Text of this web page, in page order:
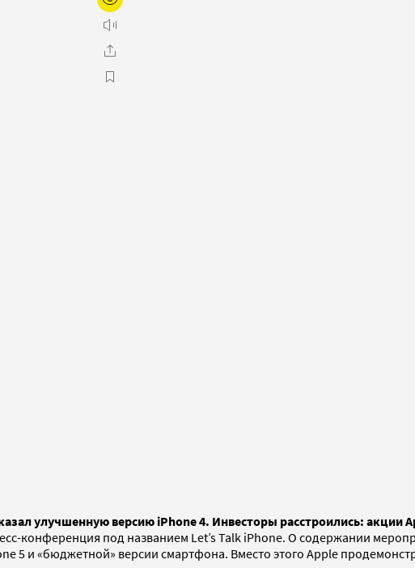
улучшенную версию iPhone 4. Инвесторы расстроились: акции
конференция под названием Let’s Talk iPhone. О содержании
5 и «бюджетной» версии смартфона. Вместо этого Apple